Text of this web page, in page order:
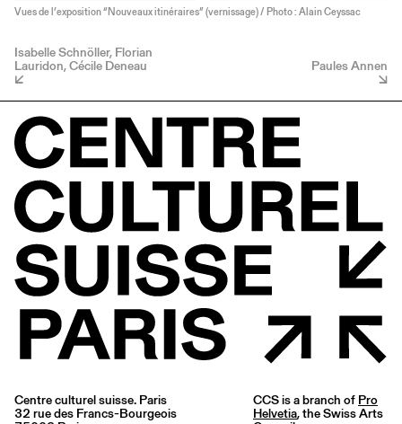
Vues de l’exposition “Nouveaux itinéraires” (vernissage) / Photo : Alain Ceyssac
Isabelle Schnöller, Florian
Lauridon, Cécile Deneau Paules Annen
Centre culturel suisse. Paris
32 rue des Francs-Bourgeois
CCS is a branch of Pro
Helvetia, the Swiss Arts